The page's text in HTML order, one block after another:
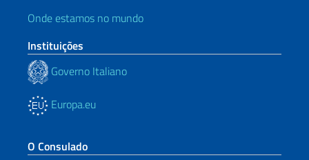
Onde estamos no mundo
Instituições
Governo Italiano
Europa.eu
O Consulado